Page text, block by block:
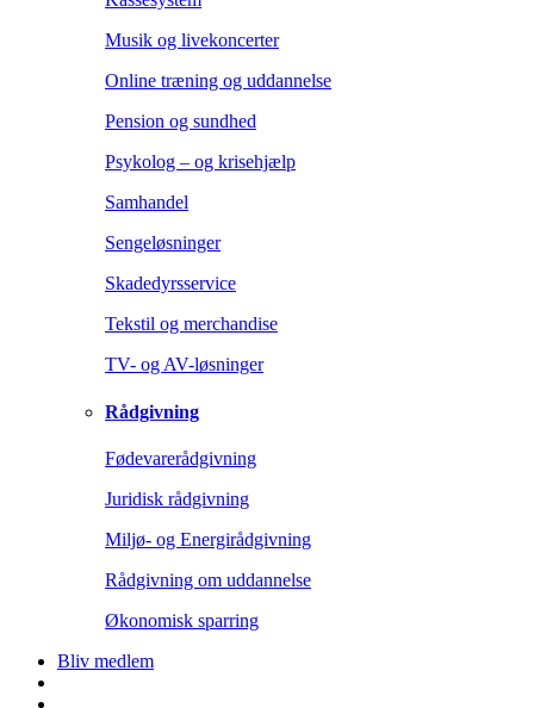
Musik og livekoncerter
Online træning og uddannelse
Pension og sundhed
Psykolog – og krisehjælp
Samhandel
Sengeløsninger
Skadedyrsservice
Tekstil og merchandise
TV- og AV-løsninger
Rådgivning
Fødevarerådgivning
Juridisk rådgivning
Miljø- og Energirådgivning
Rådgivning om uddannelse
Økonomisk sparring
Bliv medlem